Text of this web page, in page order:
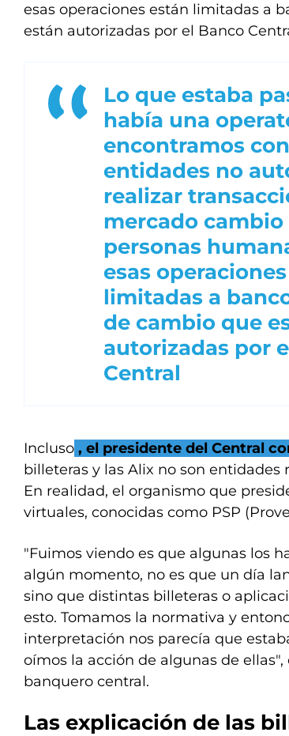
esas operaciones están limitadas a
están autorizadas por el Banco
Lo que estaba
había una
encontramos
entidades no
realizar
mercado cambio
personas
esas
limitadas a
de cambio que
autorizadas por
Central
Incluso , el presidente del Central
billeteras y las Alix no son entidades
En realidad, el organismo que
virtuales, conocidas como PSP
"Fuimos viendo es que algunas los
algún momento, no es que un día
sino que distintas billeteras o
esto. Tomamos la normativa y
interpretación nos parecía que
oímos la acción de algunas de
banquero central.
Las explicación de las